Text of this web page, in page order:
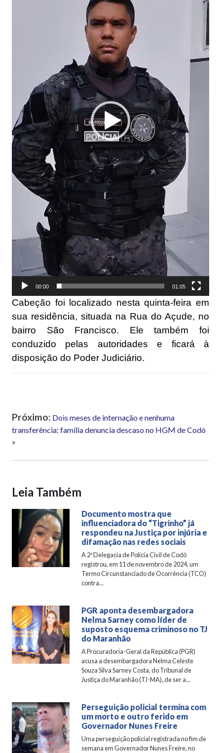
00:00 01:05
Cabeção foi localizado nesta quinta-feira em
sua residência, situada na Rua do Açude, no
bairro São Francisco. Ele também foi
conduzido pelas autoridades e ficará à
disposição do Poder Judiciário.
Próximo: Dois meses de internação e nenhuma
transferência: família denuncia descaso no HGM de Codó
»
Leia Também
Documento mostra que
influenciadora do “Tigrinho” já
respondeu na Justiça por injúria e
difamação nas redes sociais
A 2ª Delegacia de Polícia Civil de Codó
registrou, em 11 de novembro de 2024, um
Termo Circunstanciado de Ocorrência (TCO)
contra...
PGR aponta desembargadora
Nelma Sarney como líder de
suposto esquema criminoso no TJ
do Maranhão
A Procuradoria-Geral da República (PGR)
acusa a desembargadora Nelma Celeste
Souza Silva Sarney Costa, do Tribunal de
Justiça do Maranhão (TJ-MA), de ser a...
Perseguição policial termina com
um morto e outro ferido em
Governador Nunes Freire
Uma perseguição policial registrada no fim de
semana em Governador Nunes Freire, no